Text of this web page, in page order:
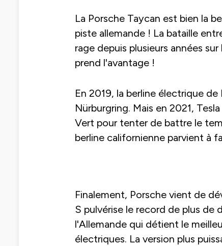
La Porsche Taycan est bien la
piste allemande ! La bataille
rage depuis plusieurs années
prend l'avantage !
En 2019, la berline électrique
Nürburgring. Mais en 2021,
Vert pour tenter de battre le
berline californienne parvient à
Finalement, Porsche vient de
S pulvérise le record de plus de
l'Allemande qui détient le
électriques. La version plus